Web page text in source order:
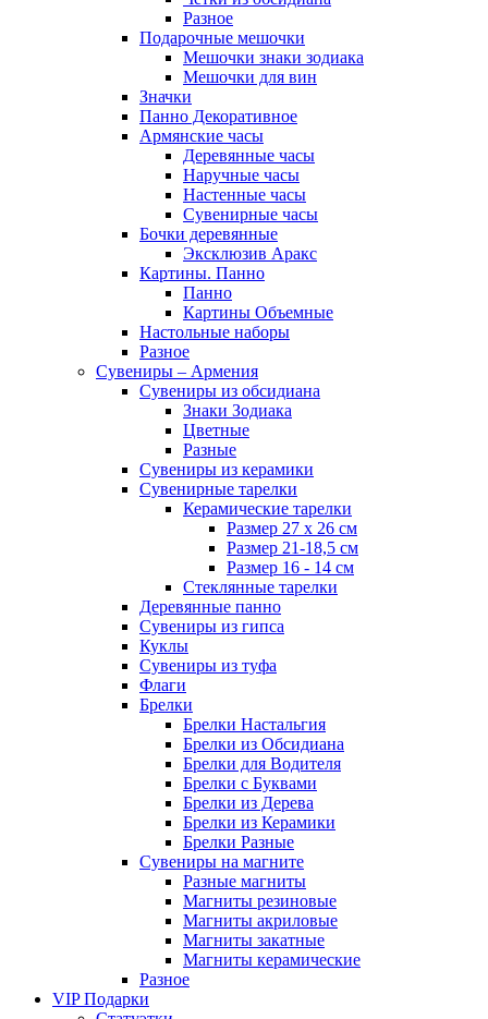
Разное
Подарочные мешочки
Мешочки знаки зодиака
Мешочки для вин
Значки
Панно Декоративное
Армянские часы
Деревянные часы
Наручные часы
Настенные часы
Сувенирные часы
Бочки деревянные
Эксклюзив Аракс
Картины. Панно
Панно
Картины Объемные
Настольные наборы
Разное
Сувениры – Армения
Сувениры из обсидиана
Знаки Зодиака
Цветные
Разные
Сувениры из керамики
Сувенирные тарелки
Керамические тарелки
Размер 27 х 26 см
Размер 21-18,5 см
Размер 16 - 14 см
Стеклянные тарелки
Деревянные панно
Сувениры из гипса
Куклы
Сувениры из туфа
Флаги
Брелки
Брелки Настальгия
Брелки из Обсидиана
Брелки для Водителя
Брелки с Буквами
Брелки из Дерева
Брелки из Керамики
Брелки Разные
Сувениры на магните
Разные магниты
Магниты резиновые
Магниты акриловые
Магниты закатные
Магниты керамические
Разное
VIP Подарки